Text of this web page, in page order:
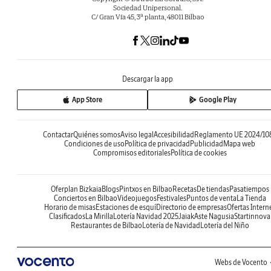
Sociedad Unipersonal.
C/ Gran Vía 45, 3ª planta, 48011 Bilbao
Descargar la app
App Store Google Play
ContactarQuiénes somosAviso legal Accesibilidad Reglamento UE 2024/
Condiciones de uso Política de privacidad Publicidad Mapa web
Compromisos editorialesPolítica de cookies
Oferplan Bizkaia BlogsPintxos en Bilbao RecetasDe tiendasPasatiempos
Conciertos en BilbaoVideojuegosFestivalesPuntos de venta La Tienda
Horario de misasEstaciones de esquíDirectorio de empresasOfertas
Clasificados La Mirilla Lotería Navidad 2025JaiakAste NagusiaStartinnova
Restaurantes de Bilbao Lotería de Navidad Lotería del Niño
Webs de Vocento